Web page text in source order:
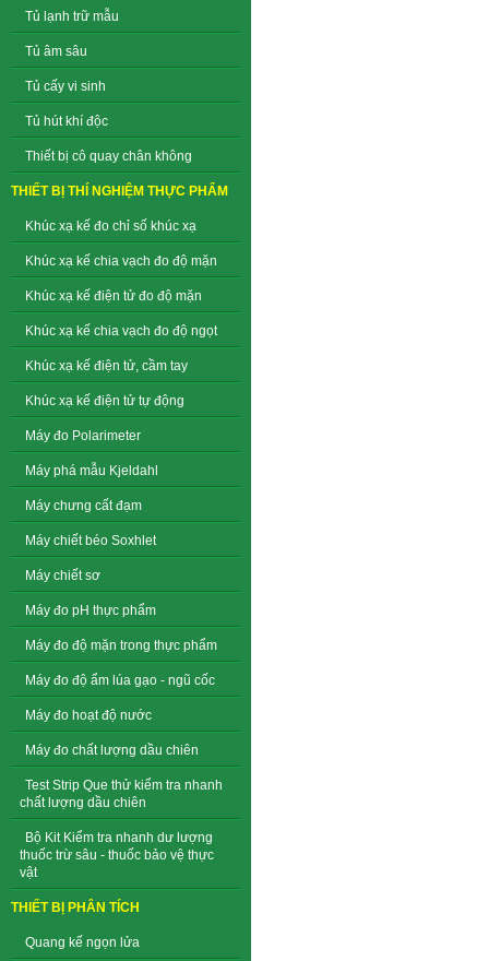
Tủ lạnh trữ mẫu
Tủ âm sâu
Tủ cấy vi sinh
Tủ hút khí độc
Thiết bị cô quay chân không
THIẾT BỊ THÍ NGHIỆM THỰC PHẨM
Khúc xạ kế đo chỉ số khúc xạ
Khúc xạ kế chia vạch đo độ mặn
Khúc xạ kế điện tử đo độ mặn
Khúc xạ kế chia vạch đo độ ngọt
Khúc xạ kế điện tử, cầm tay
Khúc xạ kế điện tử tự động
Máy đo Polarimeter
Máy phá mẫu Kjeldahl
Máy chưng cất đạm
Máy chiết béo Soxhlet
Máy chiết sơ
Máy đo pH thực phẩm
Máy đo độ mặn trong thực phẩm
Máy đo độ ẩm lúa gạo - ngũ cốc
Máy đo hoạt độ nước
Máy đo chất lượng dầu chiên
Test Strip Que thử kiểm tra nhanh
chất lượng dầu chiên
Bộ Kit Kiểm tra nhanh dư lượng
thuốc trừ sâu - thuốc bảo vệ thực
vật
THIẾT BỊ PHÂN TÍCH
Quang kế ngọn lửa